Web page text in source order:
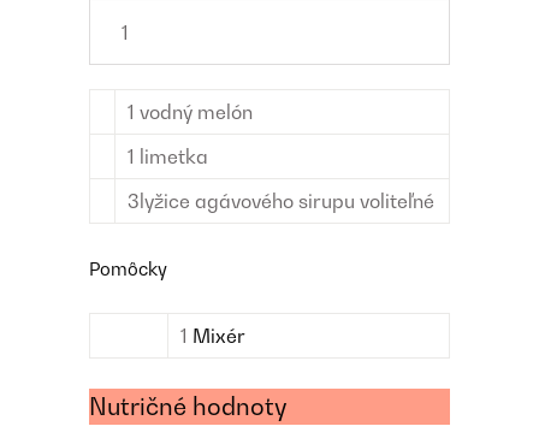
1 vodný melón
1 limetka
3 lyžice agávového sirupu voliteľné
Pomôcky
1 Mixér
Nutričné hodnoty